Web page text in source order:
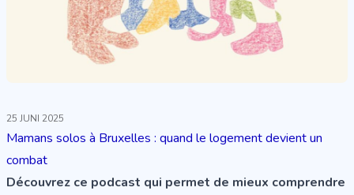
25 JUNI 2025
Mamans solos à Bruxelles : quand le logement devient un
combat
Découvrez ce podcast qui permet de mieux comprendre